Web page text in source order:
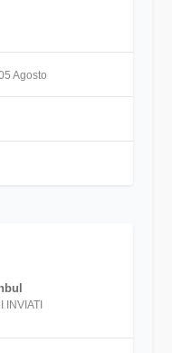
Agosto
INVIATI